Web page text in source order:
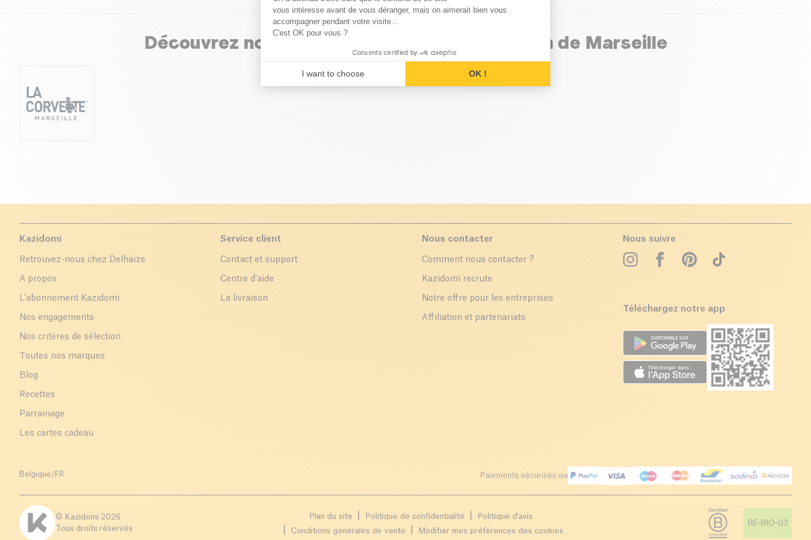
Découvrez nos marques de la catégorie Savon de Marseille
Kazidomi
Retrouvez-nous chez Delhaize
A propos
L'abonnement Kazidomi
Nos engagements
Nos critères de sélection
Toutes nos marques
Blog
Recettes
Parrainage
Les cartes cadeau
Service client
Contact et support
Centre d'aide
La livraison
Nous contacter
Comment nous contacter ?
Kazidomi recrute
Notre offre pour les entreprises
Affiliation et partenariats
Nous suivre
Téléchargez notre app
Belgique /FR Paiements sécurisés via
© Kazidomi 2026
Tous droits réservés
Plan du site Politique de confidentialité
Politique d'avis
Conditions générales de vente
Modifier mes préférences des cookies
BE-BIO-03
vous intéresse avant de vous déranger, mais on aimerait bien vous
accompagner pendant votre visite...
C'est OK pour vous ?
Consents certified by
I want to choose OK !
Axeptio consent